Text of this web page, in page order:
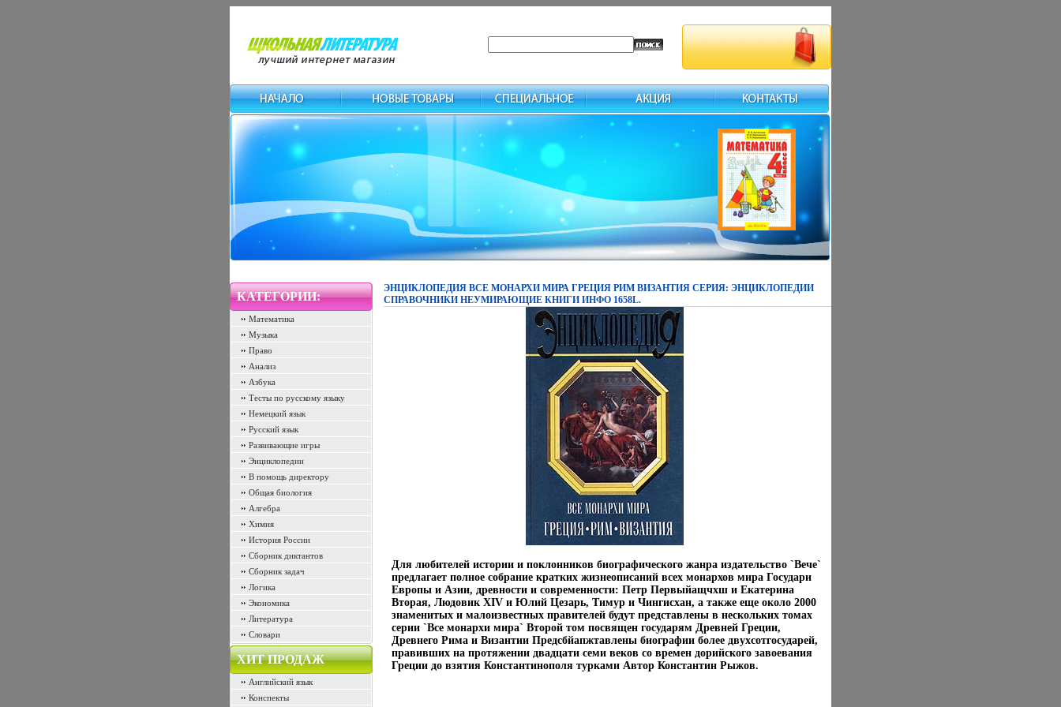
КАТЕГОРИИ:
Математика
Музыка
Право
Анализ
Азбука
Тесты по русскому языку
Немецкий язык
Русский язык
Развивающие игры
Энциклопедии
В помощь директору
Общая биология
Алгебра
Химия
История России
Сборник диктантов
Сборник задач
Логика
Экономика
Литература
Словари
ХИТ ПРОДАЖ
Английский язык
Конспекты
ЭНЦИКЛОПЕДИЯ ВСЕ МОНАРХИ МИРА ГРЕЦИЯ РИМ ВИЗАНТИЯ СЕРИЯ: ЭНЦИКЛОПЕДИИ
СПРАВОЧНИКИ НЕУМИРАЮЩИЕ КНИГИ ИНФО 1658L.
Для любителей истории и поклонников биографического жанра издательство `Вече`
предлагает полное собрание кратких жизнеописаний всех монархов мира Государи
Европы и Азии, древности и современности: Петр Первыйащчхш и Екатерина
Вторая, Людовик XIV и Юлий Цезарь, Тимур и Чингисхан, а также еще около 2000
знаменитых и малоизвестных правителей будут представлены в нескольких томах
серии `Все монархи мира` Второй том посвящен государям Древней Греции,
Древнего Рима и Византии Предсбйапжтавлены биографии более двухсотгосударей,
правивших на протяжении двадцати семи веков со времен дорийского завоевания
Греции до взятия Константинополя турками Автор Константин Рыжов.